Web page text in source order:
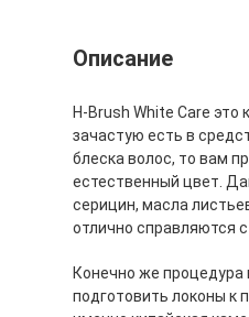
Описание
H-Brush White Care
зачастую есть в
блеска волос, то вам
естественный цвет.
серицин, масла
отлично справляются
Конечно же процедура
подготовить локоны к